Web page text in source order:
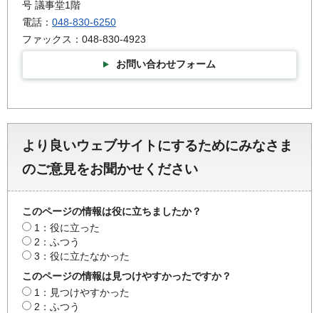
号 議事堂1階
電話： 048-830-6250
ファックス：048-830-4923
お問い合わせフォーム
より良いウェブサイトにするためにみなさま
のご意見をお聞かせください
このページの情報は役に立ちましたか？
1：役に立った
2：ふつう
3：役に立たなかった
このページの情報は見つけやすかったですか？
1：見つけやすかった
2：ふつう